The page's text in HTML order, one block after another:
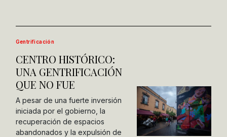
Gentrificación
CENTRO HISTÓRICO:
UNA GENTRIFICACIÓN
QUE NO FUE
A pesar de una fuerte inversión
iniciada por el gobierno, la
recuperación de espacios
abandonados y la expulsión de